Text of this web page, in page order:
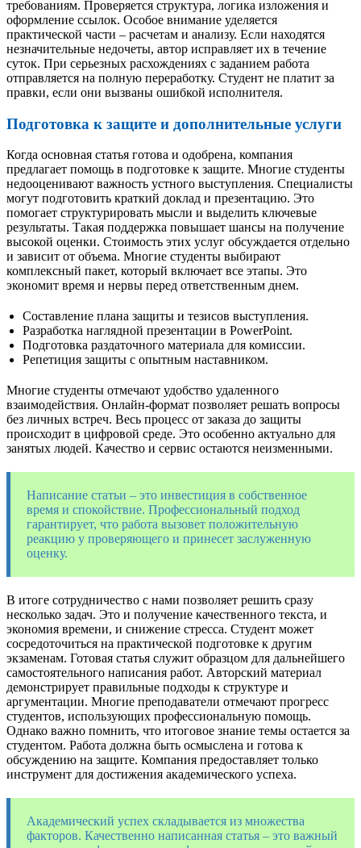
требованиям. Проверяется структура, логика изложения и
оформление ссылок. Особое внимание уделяется
практической части – расчетам и анализу. Если находятся
незначительные недочеты, автор исправляет их в течение
суток. При серьезных расхождениях с заданием работа
отправляется на полную переработку. Студент не платит за
правки, если они вызваны ошибкой исполнителя.
Подготовка к защите и дополнительные услуги
Когда основная статья готова и одобрена, компания
предлагает помощь в подготовке к защите. Многие студенты
недооценивают важность устного выступления. Специалисты
могут подготовить краткий доклад и презентацию. Это
помогает структурировать мысли и выделить ключевые
результаты. Такая поддержка повышает шансы на получение
высокой оценки. Стоимость этих услуг обсуждается отдельно
и зависит от объема. Многие студенты выбирают
комплексный пакет, который включает все этапы. Это
экономит время и нервы перед ответственным днем.
Составление плана защиты и тезисов выступления.
Разработка наглядной презентации в PowerPoint.
Подготовка раздаточного материала для комиссии.
Репетиция защиты с опытным наставником.
Многие студенты отмечают удобство удаленного
взаимодействия. Онлайн-формат позволяет решать вопросы
без личных встреч. Весь процесс от заказа до защиты
происходит в цифровой среде. Это особенно актуально для
занятых людей. Качество и сервис остаются неизменными.
Написание статьи – это инвестиция в собственное
время и спокойствие. Профессиональный подход
гарантирует, что работа вызовет положительную
реакцию у проверяющего и принесет заслуженную
оценку.
В итоге сотрудничество с нами позволяет решить сразу
несколько задач. Это и получение качественного текста, и
экономия времени, и снижение стресса. Студент может
сосредоточиться на практической подготовке к другим
экзаменам. Готовая статья служит образцом для дальнейшего
самостоятельного написания работ. Авторский материал
демонстрирует правильные подходы к структуре и
аргументации. Многие преподаватели отмечают прогресс
студентов, использующих профессиональную помощь.
Однако важно помнить, что итоговое знание темы остается за
студентом. Работа должна быть осмыслена и готова к
обсуждению на защите. Компания предоставляет только
инструмент для достижения академического успеха.
Академический успех складывается из множества
факторов. Качественно написанная статья – это важный